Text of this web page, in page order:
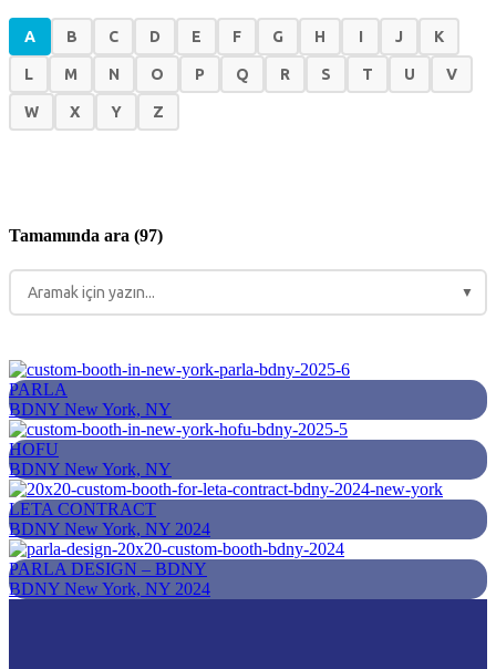
A B C D E F G H I J K
L M N O P Q R S T U V
W X Y Z
Tamamında ara (97)
▼
PARLA
BDNY New York, NY
HOFU
BDNY New York, NY
LETA CONTRACT
BDNY New York, NY 2024
PARLA DESIGN – BDNY
BDNY New York, NY 2024